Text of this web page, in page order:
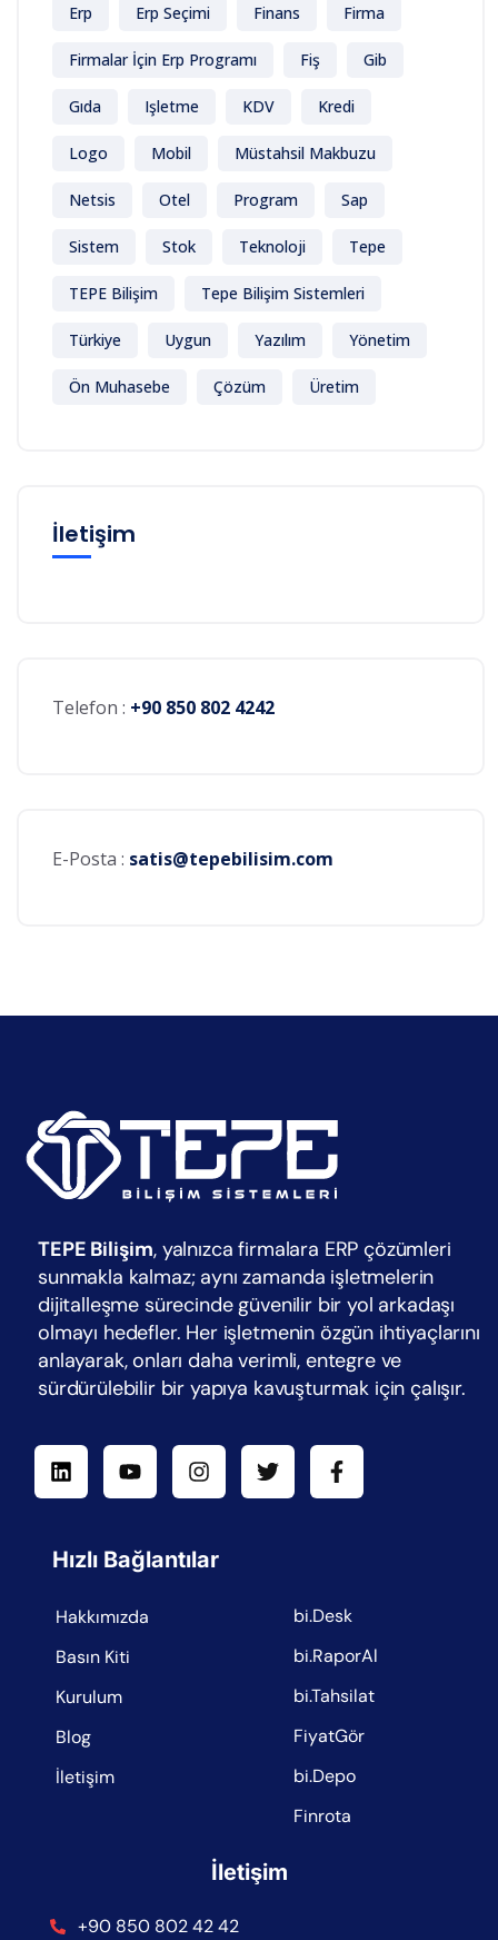
Erp Erp Seçimi Finans Firma
Firmalar İçin Erp Programı Fiş Gib
Gıda Işletme KDV Kredi
Logo Mobil Müstahsil Makbuzu
Netsis Otel Program Sap
Sistem Stok Teknoloji Tepe
TEPE Bilişim Tepe Bilişim Sistemleri
Türkiye Uygun Yazılım Yönetim
Ön Muhasebe Çözüm Üretim
İletişim
Telefon : +90 850 802 4242
E-Posta : satis@tepebilisim.com
TEPE Bilişim, yalnızca firmalara ERP çözümleri
sunmakla kalmaz; aynı zamanda işletmelerin
dijitalleşme sürecinde güvenilir bir yol arkadaşı
olmayı hedefler. Her işletmenin özgün ihtiyaçlarını
anlayarak, onları daha verimli, entegre ve
sürdürülebilir bir yapıya kavuşturmak için çalışır.
Hızlı Bağlantılar
Hakkımızda
Basın Kiti
Kurulum
Blog
İletişim
bi.Desk
bi.RaporAl
bi.Tahsilat
FiyatGör
bi.Depo
Finrota
İletişim
+90 850 802 42 42